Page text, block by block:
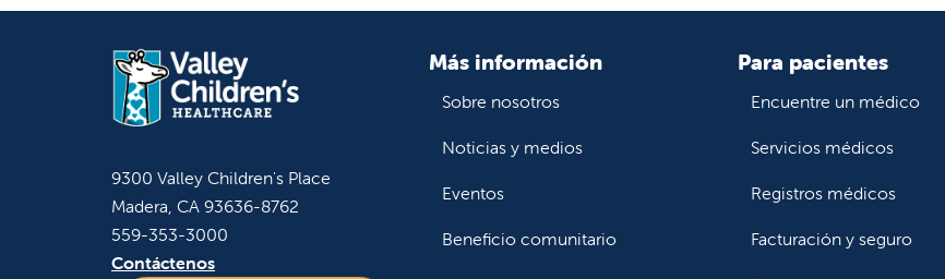
9300 Valley Children's Place
Madera, CA 93636-8762
559-353-3000
Contáctenos
Más información
Sobre nosotros
Noticias y medios
Eventos
Beneficio comunitario
Para pacientes
Encuentre un médico
Servicios médicos
Registros médicos
Facturación y seguro